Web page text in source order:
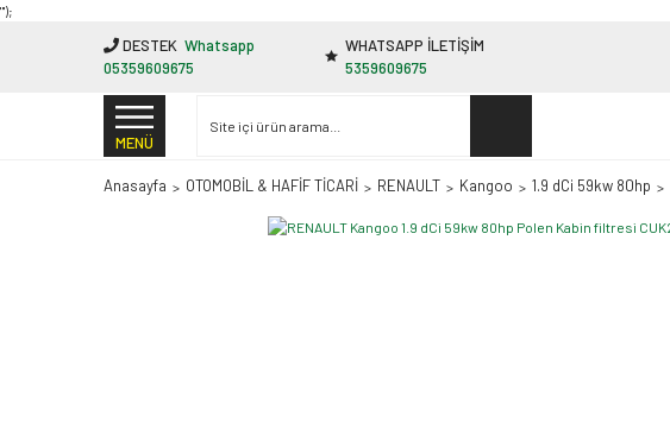
"');
DESTEK Whatsapp
05359609675
WHATSAPP İLETİŞİM
5359609675
MENÜ
Anasayfa OTOMOBİL & HAFİF TİCARİ RENAULT Kangoo 1.9 dCi 59kw 80hp